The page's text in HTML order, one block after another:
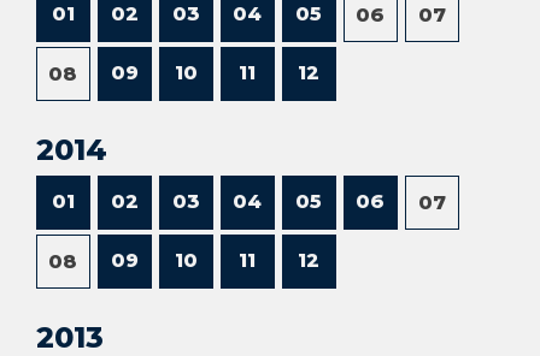
01 02 03 04 05 06 07
08 09 10 11 12
2014
01 02 03 04 05 06 07
08 09 10 11 12
2013